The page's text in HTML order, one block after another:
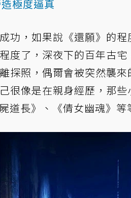
極度逼真
功，如果說《還願》的
度了，深夜下的百年古
探照，偶爾會被突然襲
很像是在親身經歷，那
道長》、《倩女幽魂》等